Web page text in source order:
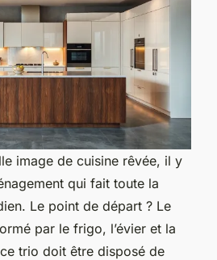
image de cuisine rêvée, il y
qui fait toute la
Le point de départ ? Le
par le frigo, l’évier et la
trio doit être disposé de